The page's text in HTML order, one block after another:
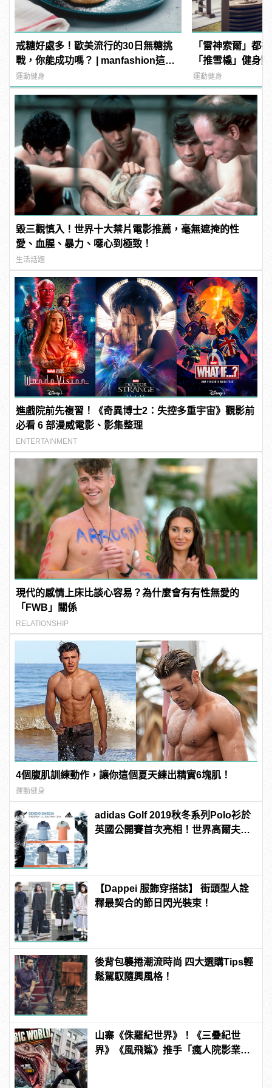
戒糖好處多！歐美流行的30日無糖挑
戰，你能成功嗎？ | manfashion這樣
變型男
運動健身
「雷神索爾」都
「推雪橇」健身
增加爆發力！ |
男
運動健身
毀三觀慎入！世界十大禁片電影推薦，毫無遮掩的性
愛、血腥、暴力、噁心到極致！
生活話題
進戲院前先複習！《奇異博士2：失控多重宇宙》觀影前
必看 6 部漫威電影、影集整理
ENTERTAINMENT
現代的感情上床比談心容易？為什麼會有有性無愛的
「FWB」關係
RELATIONSHIP
4個腹肌訓練動作，讓你這個夏天練出精實6塊肌！
運動健身
adidas Golf 2019秋冬系列Polo衫於
英國公開賽首次亮相！世界高爾夫好
【Dappei 服飾穿搭誌】 街頭型人詮
釋最契合的節日閃光裝束！
後背包襲捲潮流時尚 四大選購Tips輕
鬆駕馭隨興風格！
山寨《侏羅紀世界》！《三疊紀世
界》《風飛鯊》推手「瘋人院影業」